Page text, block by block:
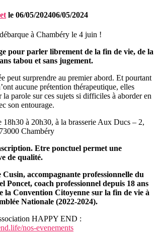
le 06/05/202406/05/2024
à Chambéry le 4 juin !
pour parler librement de la fin de vie, de la
tabou et sans jugement.
peut surprendre au premier abord. Et pourtant
aucune prétention thérapeutique, elles
la parole sur ces sujets si difficiles à aborder en
son entourage.
18h30 à 20h30, à la brasserie Aux Ducs – 2,
Chambéry
Etre ponctuel permet une
de qualité.
accompagnante professionnelle du
Poncet, coach professionnel depuis 18 ans
la Convention Citoyenne sur la fin de vie à
Nationale (2022-2024).
HAPPY END :
nos-evenements